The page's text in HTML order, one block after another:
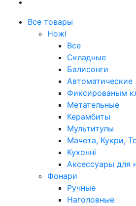
Все товары
Ножі
Все
Складные
Балисонги
Автоматические
Фиксированым
Метательные
Керамбиты
Мультитулы
Мачета, Кукри,
Кухонні
Аксессуары для
Фонари
Ручные
Наголовные